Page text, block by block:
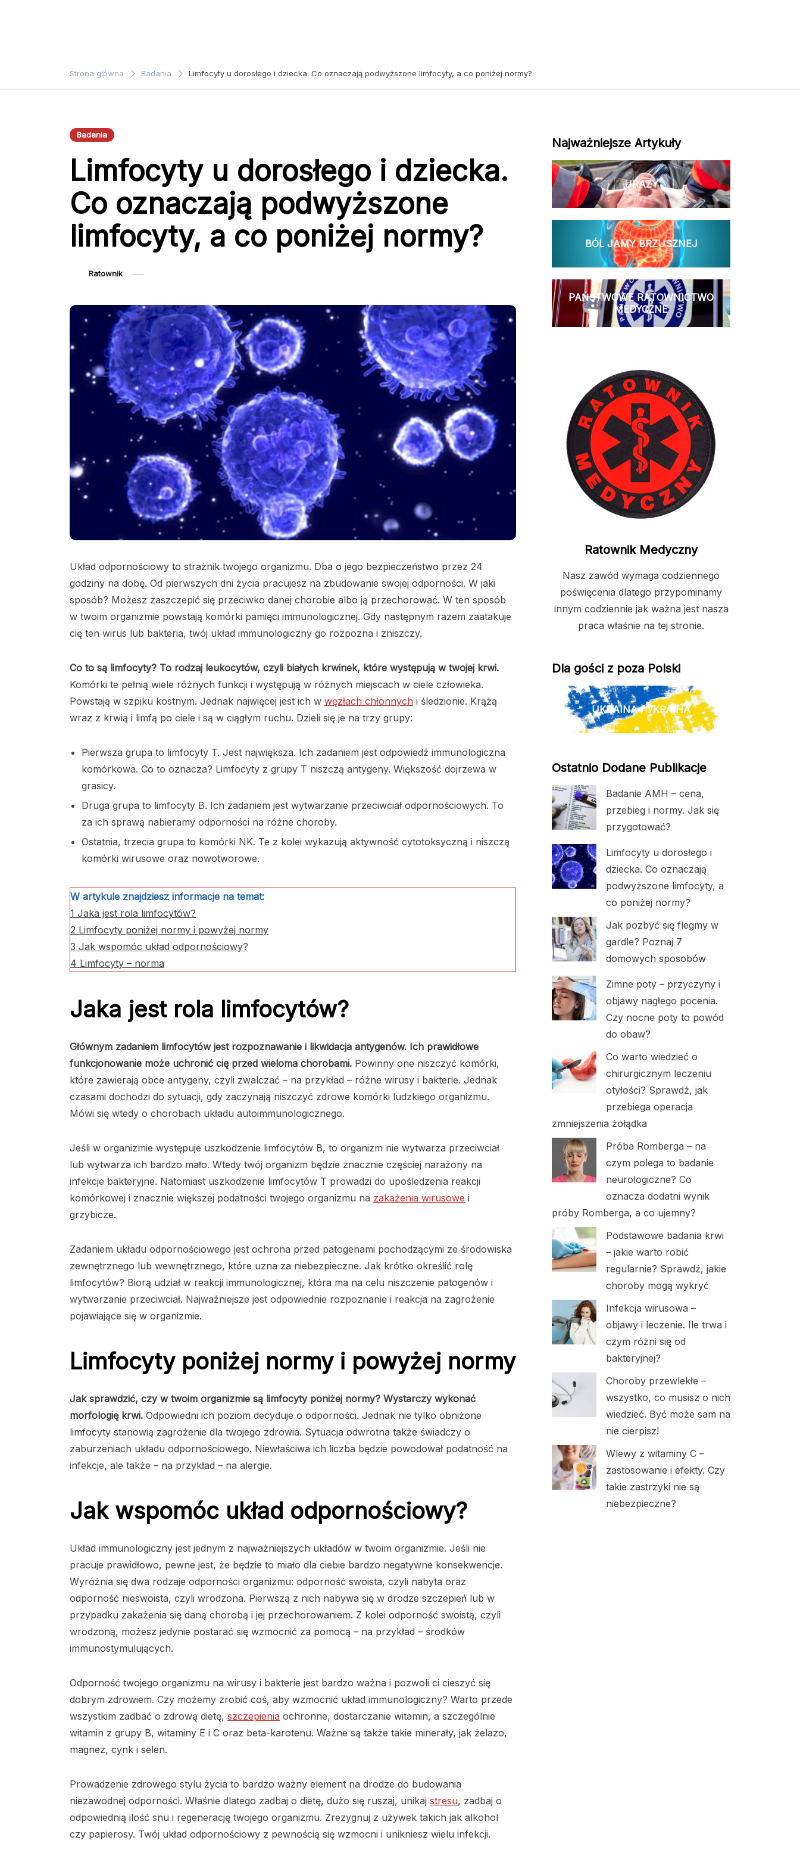
Strona główna Badania Limfocyty u dorosłego i dziecka. Co oznaczają podwyższone limfocyty, a co poniżej normy?
Badania
Limfocyty u dorosłego i dziecka.
Co oznaczają podwyższone
limfocyty, a co poniżej normy?
Ratownik
Układ odpornościowy to strażnik twojego organizmu. Dba o jego bezpieczeństwo przez 24
godziny na dobę. Od pierwszych dni życia pracujesz na zbudowanie swojej odporności. W jaki
sposób? Możesz zaszczepić się przeciwko danej chorobie albo ją przechorować. W ten sposób
w twoim organizmie powstają komórki pamięci immunologicznej. Gdy następnym razem zaatakuje
cię ten wirus lub bakteria, twój układ immunologiczny go rozpozna i zniszczy.
Co to są limfocyty? To rodzaj leukocytów, czyli białych krwinek, które występują w twojej krwi.
Komórki te pełnią wiele różnych funkcji i występują w różnych miejscach w ciele człowieka.
Powstają w szpiku kostnym. Jednak najwięcej jest ich w węzłach chłonnych i śledzionie. Krążą
wraz z krwią i limfą po ciele i są w ciągłym ruchu. Dzieli się je na trzy grupy:
Pierwsza grupa to limfocyty T. Jest największa. Ich zadaniem jest odpowiedź immunologiczna
komórkowa. Co to oznacza? Limfocyty z grupy T niszczą antygeny. Większość dojrzewa w
grasicy.
Druga grupa to limfocyty B. Ich zadaniem jest wytwarzanie przeciwciał odpornościowych. To
za ich sprawą nabieramy odporności na różne choroby.
Ostatnia, trzecia grupa to komórki NK. Te z kolei wykazują aktywność cytotoksyczną i niszczą
komórki wirusowe oraz nowotworowe.
W artykule znajdziesz informacje na temat:
1 Jaka jest rola limfocytów?
2 Limfocyty poniżej normy i powyżej normy
3 Jak wspomóc układ odpornościowy?
4 Limfocyty – norma
Jaka jest rola limfocytów?
Głównym zadaniem limfocytów jest rozpoznawanie i likwidacja antygenów. Ich prawidłowe
funkcjonowanie może uchronić cię przed wieloma chorobami. Powinny one niszczyć komórki,
które zawierają obce antygeny, czyli zwalczać – na przykład – różne wirusy i bakterie. Jednak
czasami dochodzi do sytuacji, gdy zaczynają niszczyć zdrowe komórki ludzkiego organizmu.
Mówi się wtedy o chorobach układu autoimmunologicznego.
Jeśli w organizmie występuje uszkodzenie limfocytów B, to organizm nie wytwarza przeciwciał
lub wytwarza ich bardzo mało. Wtedy twój organizm będzie znacznie częściej narażony na
infekcje bakteryjne. Natomiast uszkodzenie limfocytów T prowadzi do upośledzenia reakcji
komórkowej i znacznie większej podatności twojego organizmu na zakażenia wirusowe i
grzybicze.
Zadaniem układu odpornościowego jest ochrona przed patogenami pochodzącymi ze środowiska
zewnętrznego lub wewnętrznego, które uzna za niebezpieczne. Jak krótko określić rolę
limfocytów? Biorą udział w reakcji immunologicznej, która ma na celu niszczenie patogenów i
wytwarzanie przeciwciał. Najważniejsze jest odpowiednie rozpoznanie i reakcja na zagrożenie
pojawiające się w organizmie.
Limfocyty poniżej normy i powyżej normy
Jak sprawdzić, czy w twoim organizmie są limfocyty poniżej normy? Wystarczy wykonać
morfologię krwi. Odpowiedni ich poziom decyduje o odporności. Jednak nie tylko obniżone
limfocyty stanowią zagrożenie dla twojego zdrowia. Sytuacja odwrotna także świadczy o
zaburzeniach układu odpornościowego. Niewłaściwa ich liczba będzie powodował podatność na
infekcje, ale także – na przykład – na alergie.
Jak wspomóc układ odpornościowy?
Układ immunologiczny jest jednym z najważniejszych układów w twoim organizmie. Jeśli nie
pracuje prawidłowo, pewne jest, że będzie to miało dla ciebie bardzo negatywne konsekwencje.
Wyróżnia się dwa rodzaje odporności organizmu: odporność swoista, czyli nabyta oraz
odporność nieswoista, czyli wrodzona. Pierwszą z nich nabywa się w drodze szczepień lub w
przypadku zakażenia się daną chorobą i jej przechorowaniem. Z kolei odporność swoistą, czyli
wrodzoną, możesz jedynie postarać się wzmocnić za pomocą – na przykład – środków
immunostymulujących.
Odporność twojego organizmu na wirusy i bakterie jest bardzo ważna i pozwoli ci cieszyć się
dobrym zdrowiem. Czy możemy zrobić coś, aby wzmocnić układ immunologiczny? Warto przede
wszystkim zadbać o zdrową dietę, szczepienia ochronne, dostarczanie witamin, a szczególnie
witamin z grupy B, witaminy E i C oraz beta-karotenu. Ważne są także takie minerały, jak żelazo,
magnez, cynk i selen.
Prowadzenie zdrowego stylu życia to bardzo ważny element na drodze do budowania
niezawodnej odporności. Właśnie dlatego zadbaj o dietę, dużo się ruszaj, unikaj stresu, zadbaj o
odpowiednią ilość snu i regenerację twojego organizmu. Zrezygnuj z używek takich jak alkohol
czy papierosy. Twój układ odpornościowy z pewnością się wzmocni i unikniesz wielu infekcji.
Najważniejsze Artykuły
URAZY
BÓL JAMY BRZUSZNEJ
PAŃSTWOWE RATOWNICTWO
MEDYCZNE
Ratownik Medyczny
Nasz zawód wymaga codziennego
poświęcenia dlatego przypominamy
innym codziennie jak ważna jest nasza
praca właśnie na tej stronie.
Dla gości z poza Polski
UKRAINA / УКРАЇНА
Ostatnio Dodane Publikacje
Badanie AMH – cena,
przebieg i normy. Jak się
przygotować?
Limfocyty u dorosłego i
dziecka. Co oznaczają
podwyższone limfocyty, a
co poniżej normy?
Jak pozbyć się flegmy w
gardle? Poznaj 7
domowych sposobów
Zimne poty – przyczyny i
objawy nagłego pocenia.
Czy nocne poty to powód
do obaw?
Co warto wiedzieć o
chirurgicznym leczeniu
otyłości? Sprawdź, jak
przebiega operacja
zmniejszenia żołądka
Próba Romberga – na
czym polega to badanie
neurologiczne? Co
oznacza dodatni wynik
próby Romberga, a co ujemny?
Podstawowe badania krwi
– jakie warto robić
regularnie? Sprawdź, jakie
choroby mogą wykryć
Infekcja wirusowa –
objawy i leczenie. Ile trwa i
czym różni się od
bakteryjnej?
Choroby przewlekłe –
wszystko, co musisz o nich
wiedzieć. Być może sam na
nie cierpisz!
Wlewy z witaminy C –
zastosowanie i efekty. Czy
takie zastrzyki nie są
niebezpieczne?